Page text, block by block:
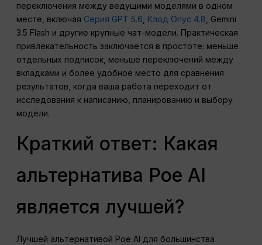
переключения между ведущими моделями в одном
месте, включая Серия GPT 5.6 Клод Опус 4.8 , Gemini
3.5 Flash и другие крупные чат-модели. Практическая
привлекательность заключается в простоте: меньше
отдельных подписок, меньше переключений между
вкладками и более удобное место для сравнения
результатов, когда ваша работа переходит от
исследования к написанию, планированию и выбору
модели.
Краткий ответ: Какая
альтернатива Poe AI
является лучшей?
Лучшей альтернативой Poe AI для большинства